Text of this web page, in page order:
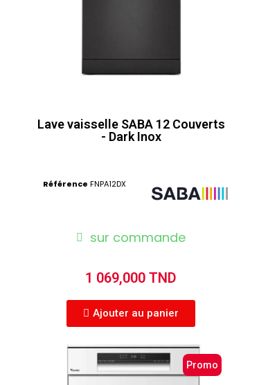
Lave vaisselle SABA 12 Couverts
- Dark Inox
Référence FNPA12DX
sur commande
1 069,000 TND
Ajouter au panier
Promo